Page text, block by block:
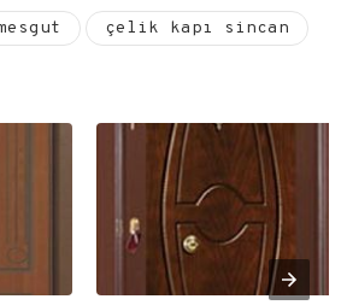
çelik kapı sincan